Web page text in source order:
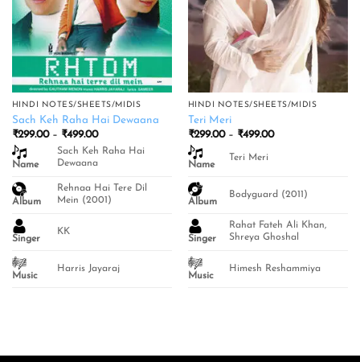
HINDI NOTES/SHEETS/MIDIS
Sach Keh Raha Hai Dewaana
₹299.00 – ₹499.00Price
range:
₹299.00
through
Name
Sach Keh Raha Hai
Dewaana
Album
Rehnaa Hai Tere Dil
Mein (2001)
Singer
KK
Music
Harris Jayaraj
HINDI NOTES/SHEETS/MIDIS
Teri Meri
₹299.00 – ₹499.00Price
Name
Teri Meri
Album
Bodyguard (2011)
Singer
Rahat Fateh Ali Khan,
Shreya Ghoshal
Music
Himesh Reshammiya